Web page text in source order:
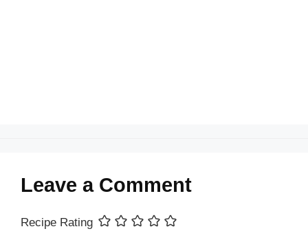
Leave a Comment
Recipe Rating